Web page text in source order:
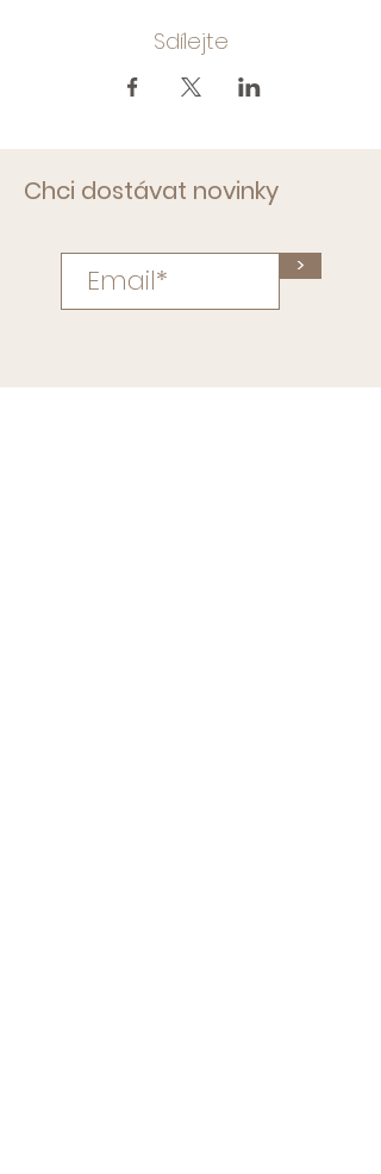
Sdílejte
Chci dostávat novinky
>